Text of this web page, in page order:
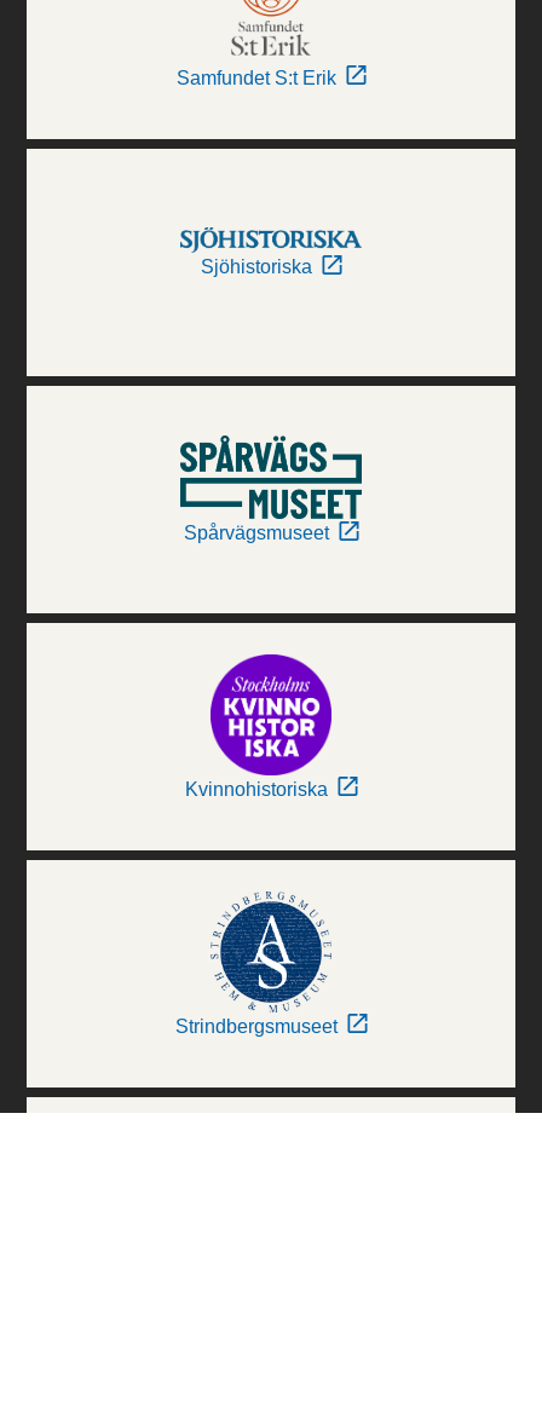
Samfundet S:t Erik
Sjöhistoriska
Spårvägsmuseet
Kvinnohistoriska
Strindbergsmuseet